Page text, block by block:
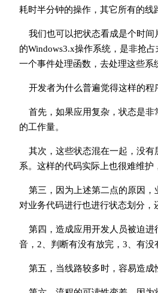
耗时半分钟的操作，其它所有的线
我们也可以把状态看成是个时
的Windows3.x操作系统，是非抢
一个事件处理函数，去处理这些系
开发者为什么普遍觉得这样的程
首先，如果应用复杂，状态是
的工作量。
其次，这些状态混在一起，没
系。这样的代码实际上也很难维护
第三，因为上述第二点的原因
对业务代码进行也进行状态划分，
第四，造成应用开发人员被迫
音，2、判断有没有放完，3、有没
第五，当线路较多时，容易造成